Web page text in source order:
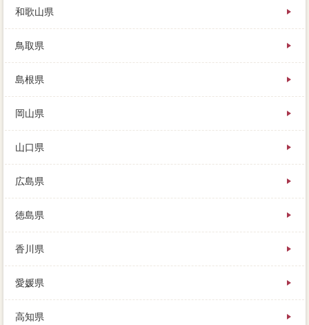
和歌山県
鳥取県
島根県
岡山県
山口県
広島県
徳島県
香川県
愛媛県
高知県